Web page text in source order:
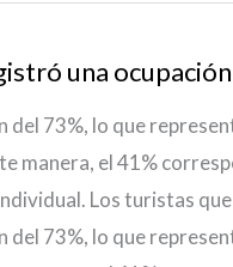
una
73%, lo que
manera, el 41%
Los turistas
73%, lo que